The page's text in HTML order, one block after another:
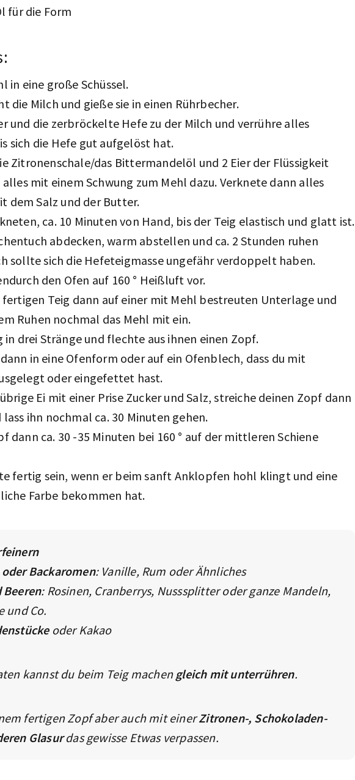
für die Form
in eine große Schüssel.
die Milch und gieße sie in einen Rührbecher.
und die zerbröckelte Hefe zu der Milch und verrühre alles
sich die Hefe gut aufgelöst hat.
Zitronenschale/das Bittermandelöl und 2 Eier der Flüssigkeit
mit einem Schwung zum Mehl dazu. Verknete dann alles
dem Salz und der Butter.
ca. 10 Minuten von Hand, bis der Teig elastisch und glatt ist.
abdecken, warm abstellen und ca. 2 Stunden ruhen
sollte sich die Hefeteigmasse ungefähr verdoppelt haben.
den Ofen auf 160 ° Heißluft vor.
Teig dann auf einer mit Mehl bestreuten Unterlage und
Ruhen nochmal das Mehl mit ein.
in drei Stränge und flechte aus ihnen einen Zopf.
in eine Ofenform oder auf ein Ofenblech, dass du mit
oder eingefettet hast.
Ei mit einer Prise Zucker und Salz, streiche deinen Zopf dann
ihn nochmal ca. 30 Minuten gehen.
dann ca. 30 -35 Minuten bei 160 ° auf der mittleren Schiene
fertig sein, wenn er beim sanft Anklopfen hohl klingt und eine
Farbe bekommen hat.
Backaromen: Vanille, Rum oder Ähnliches
Beeren: Rosinen, Cranberrys, Nusssplitter oder ganze Mandeln,
und Co.
oder Kakao
kannst du beim Teig machengleich mit unterrühren.
fertigen Zopf aber auch mit einerZitronen-, Schokoladen-
Glasurdas gewisse Etwas verpassen.